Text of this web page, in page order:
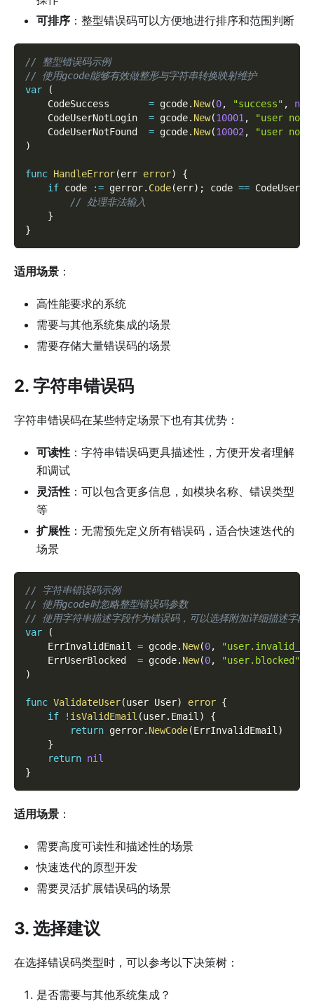
可排序 ：整型错误码可以方便地进行排序和范围判断
// 整型错误码示例
// 使用gcode能够有效做整形与字符串转换映射维护
var
(
    CodeSuccess
= gcode. New(0, "success" , nil
    CodeUserNotLogin
= gcode. New(10001,
"user not
    CodeUserNotFound
= gcode. New(10002,
"user not
)
func HandleError(err error)
{
if code := gerror. Code(err) ; code ==
// 处理非法输入
}
}
适用场景 ：
高性能要求的系统
需要与其他系统集成的场景
需要存储大量错误码的场景
2. 字符串错误码
字符串错误码在某些特定场景下也有其优势：
可读性 ：字符串错误码更具描述性，方便开发者理解
和调试
灵活性 ：可以包含更多信息，如模块名称、错误类型
等
扩展性 ：无需预先定义所有错误码，适合快速迭代的
场景
// 字符串错误码示例
// 使用gcode时忽略整型错误码参数
// 使用字符串描述字段作为错误码，可以选择附加详细描述字段
var
(
    ErrInvalidEmail
= gcode. New(0,
    ErrUserBlocked
= gcode. New(0, "user.blocked"
)
func ValidateUser(user User) error {
if
! isValidEmail (user. Email)
{
return gerror. NewCode(ErrInvalidEmail)
}
return nil
}
适用场景 ：
需要高度可读性和描述性的场景
快速迭代的原型开发
需要灵活扩展错误码的场景
3. 选择建议
在选择错误码类型时，可以参考以下决策树：
是否需要与其他系统集成？